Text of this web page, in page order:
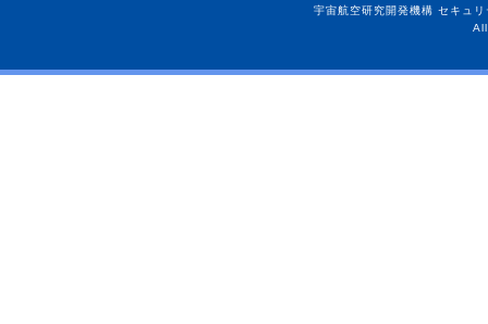
宇宙航空研究開発機構 セキュ